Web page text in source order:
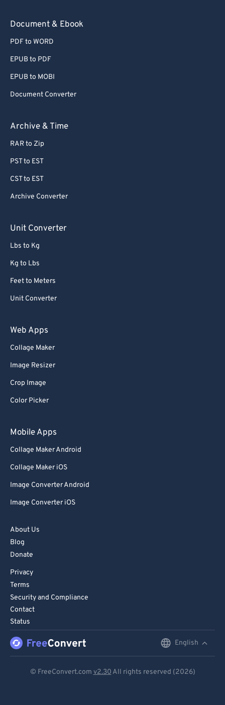
Document & Ebook
PDF to WORD
EPUB to PDF
EPUB to MOBI
Document Converter
Archive & Time
RAR to Zip
PST to EST
CST to EST
Archive Converter
Unit Converter
Lbs to Kg
Kg to Lbs
Feet to Meters
Unit Converter
Web Apps
Collage Maker
Image Resizer
Crop Image
Color Picker
Mobile Apps
Collage Maker Android
Collage Maker iOS
Image Converter Android
Image Converter iOS
About Us
Blog
Donate
Privacy
Terms
Security and Compliance
Contact
Status
English
© FreeConvert.com v2.30 All rights reserved (2026)